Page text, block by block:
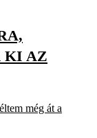
KI AZ
még át a